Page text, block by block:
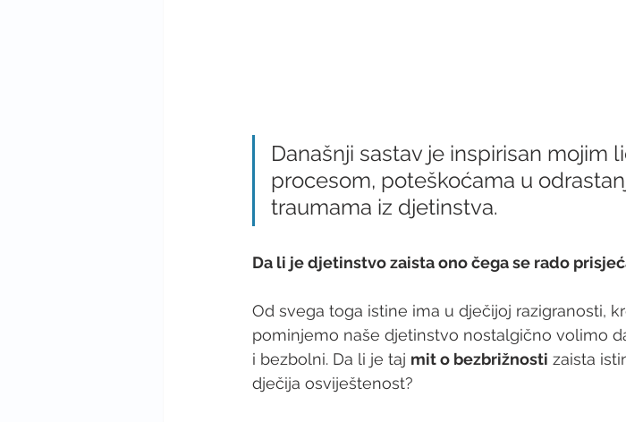
Današnji sastav je inspirisan mojim
procesom, poteškoćama u
traumama iz djetinstva.
Da li je djetinstvo zaista ono čega se rado
Od svega toga istine ima u dječijoj razigranosti,
pominjemo naše djetinstvo nostalgično volimo
i bezbolni. Da li je taj mit o bezbrižnosti zaista
dječija osviještenost?